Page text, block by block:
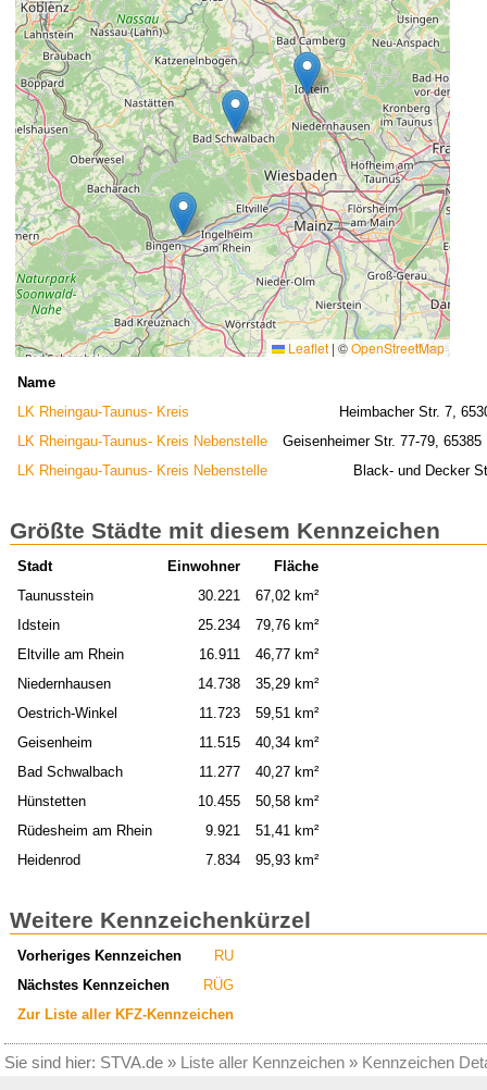
Leaflet | ©OpenStreetMap
Name
LK Rheingau-Taunus- Kreis
Heimbacher Str. 7,
LK Rheingau-Taunus- Kreis Nebenstelle
Geisenheimer Str. 77-79,
LK Rheingau-Taunus- Kreis Nebenstelle
Black- und Decker
Größte Städte mit diesem Kennzeichen
Stadt Einwohner
Fläche
Taunusstein
30.221
67,02 km²
Idstein
25.234
79,76 km²
Eltville am Rhein
16.911
46,77 km²
Niedernhausen
14.738
35,29 km²
Oestrich-Winkel
11.723
59,51 km²
Geisenheim
11.515
40,34 km²
Bad Schwalbach
11.277
40,27 km²
Hünstetten
10.455
50,58 km²
Rüdesheim am Rhein
9.921
51,41 km²
Heidenrod
7.834 95,93 km²
Weitere Kennzeichenkürzel
Vorheriges Kennzeichen
RU
Nächstes Kennzeichen
RÜG
Zur Liste aller KFZ-Kennzeichen
Sie sind hier: STVA.de » Liste aller Kennzeichen » Kennzeichen